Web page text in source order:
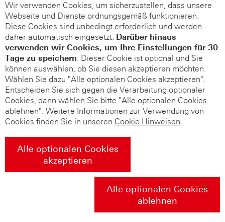
Wir verwenden Cookies, um sicherzustellen, dass unsere
Webseite und Dienste ordnungsgemäß funktionieren.
Diese Cookies sind unbedingt erforderlich und werden
daher automatisch eingesetzt. Darüber hinaus
verwenden wir Cookies, um Ihre Einstellungen für 30
Tage zu speichern. Dieser Cookie ist optional und Sie
können auswählen, ob Sie diesen akzeptieren möchten.
Wählen Sie dazu "Alle optionalen Cookies akzeptieren".
Entscheiden Sie sich gegen die Verarbeitung optionaler
Cookies, dann wählen Sie bitte "Alle optionalen Cookies
ablehnen". Weitere Informationen zur Verwendung von
Cookies finden Sie in unseren Cookie Hinweisen.
Alle optionalen Cookies
akzeptieren
Alle optionalen Cookies
ablehnen